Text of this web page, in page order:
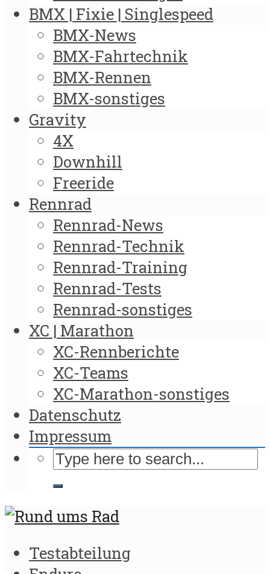
BMX | Fixie | Singlespeed
BMX-News
BMX-Fahrtechnik
BMX-Rennen
BMX-sonstiges
Gravity
4X
Downhill
Freeride
Rennrad
Rennrad-News
Rennrad-Technik
Rennrad-Training
Rennrad-Tests
Rennrad-sonstiges
XC | Marathon
XC-Rennberichte
XC-Teams
XC-Marathon-sonstiges
Datenschutz
Impressum
Testabteilung